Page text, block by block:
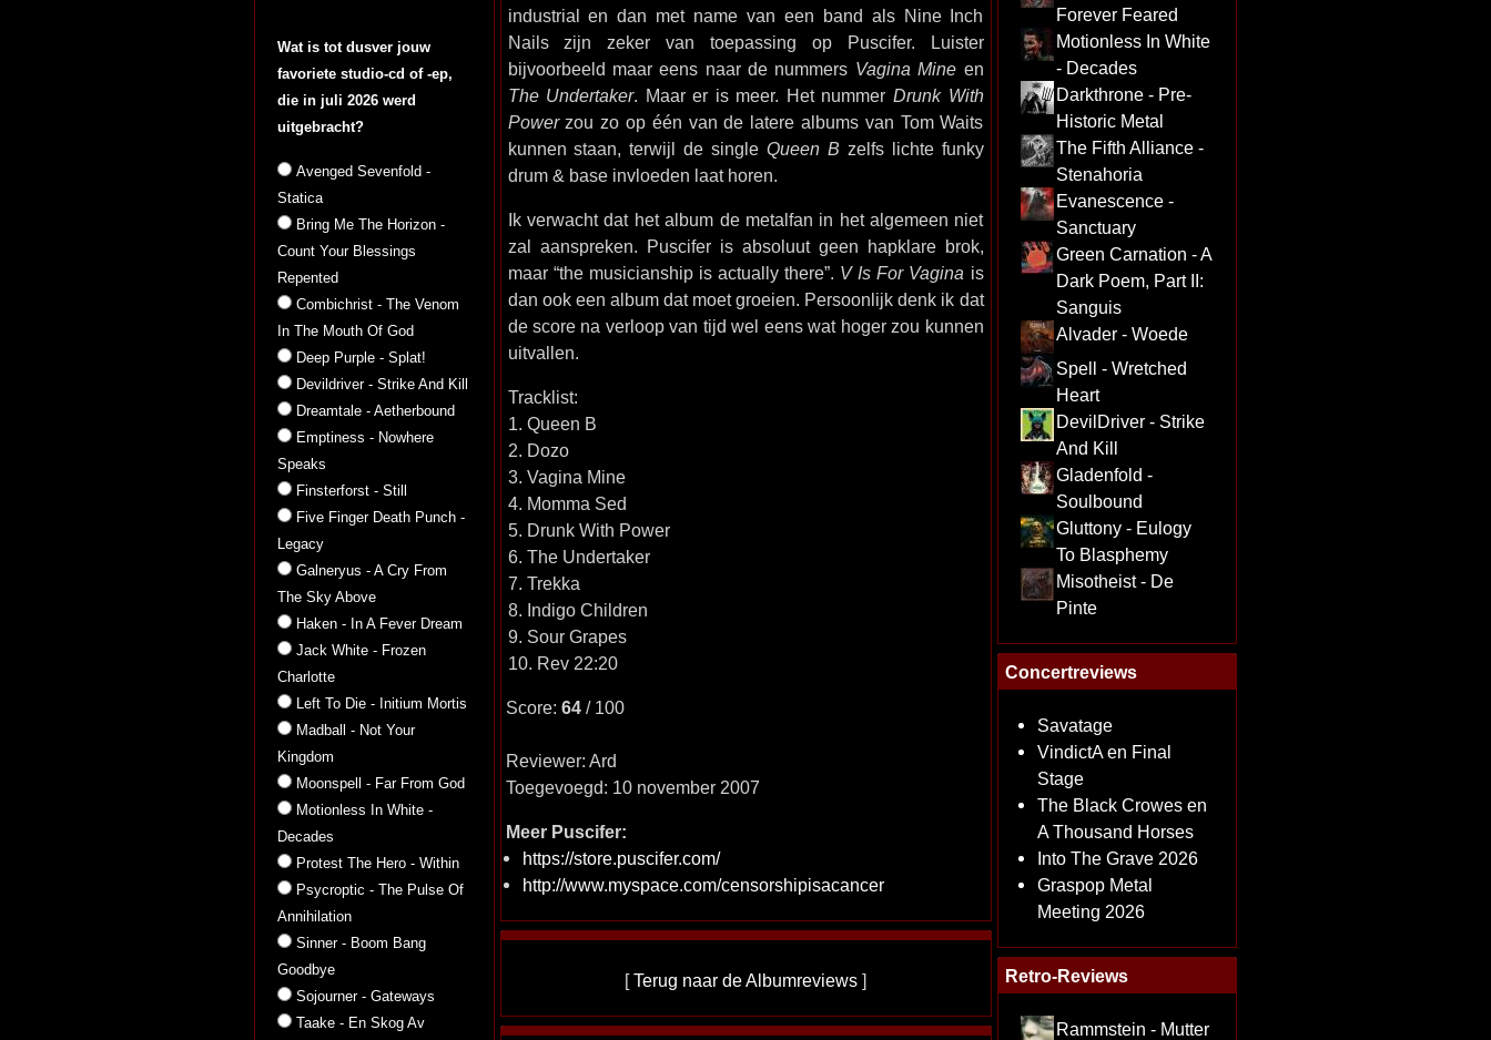
Wat is tot dusver jouw
favoriete studio-cd of -ep,
die in juli 2026 werd
uitgebracht?
Avenged Sevenfold -
Statica
Bring Me The Horizon -
Count Your Blessings
Repented
Combichrist - The Venom
In The Mouth Of God
Deep Purple - Splat!
Devildriver - Strike And Kill
Dreamtale - Aetherbound
Emptiness - Nowhere
Speaks
Finsterforst - Still
Five Finger Death Punch -
Legacy
Galneryus - A Cry From
The Sky Above
Haken - In A Fever Dream
Jack White - Frozen
Charlotte
Left To Die - Initium Mortis
Madball - Not Your
Kingdom
Moonspell - Far From God
Motionless In White -
Decades
Protest The Hero - Within
Psycroptic - The Pulse Of
Annihilation
Sinner - Boom Bang
Goodbye
Sojourner - Gateways
Taake - En Skog Av
industrial en dan met name van een band als Nine Inch
Nails zijn zeker van toepassing op Puscifer. Luister
bijvoorbeeld maar eens naar de nummers Vagina Mine en
The Undertaker. Maar er is meer. Het nummer Drunk With
Powerzou zo op één van de latere albums van Tom Waits
kunnen staan, terwijl de single Queen B zelfs lichte funky
drum & base invloeden laat horen.
Ik verwacht dat het album de metalfan in het algemeen niet
zal aanspreken. Puscifer is absoluut geen hapklare brok,
maar “the musicianship is actually there”. V Is For Vagina is
dan ook een album dat moet groeien. Persoonlijk denk ik dat
de score na verloop van tijd wel eens wat hoger zou kunnen
uitvallen.
Tracklist:
1. Queen B
2. Dozo
3. Vagina Mine
4. Momma Sed
5. Drunk With Power
6. The Undertaker
7. Trekka
8. Indigo Children
9. Sour Grapes
10. Rev 22:20
Score: 64/ 100
Reviewer: Ard
Toegevoegd: 10 november 2007
Meer Puscifer:
https://store.puscifer.com/
http://www.myspace.com/censorshipisacancer
[Terug naar de Albumreviews ]
Forever Feared
Motionless In White
- Decades
Darkthrone - Pre-
Historic Metal
The Fifth Alliance -
Stenahoria
Evanescence -
Sanctuary
Green Carnation - A
Dark Poem, Part II:
Sanguis
Alvader - Woede
Spell - Wretched
Heart
DevilDriver - Strike
And Kill
Gladenfold -
Soulbound
Gluttony - Eulogy
To Blasphemy
Misotheist - De
Pinte
Concertreviews
Savatage
VindictA en Final
Stage
The Black Crowes en
A Thousand Horses
Into The Grave 2026
Graspop Metal
Meeting 2026
Retro-Reviews
Rammstein - Mutter